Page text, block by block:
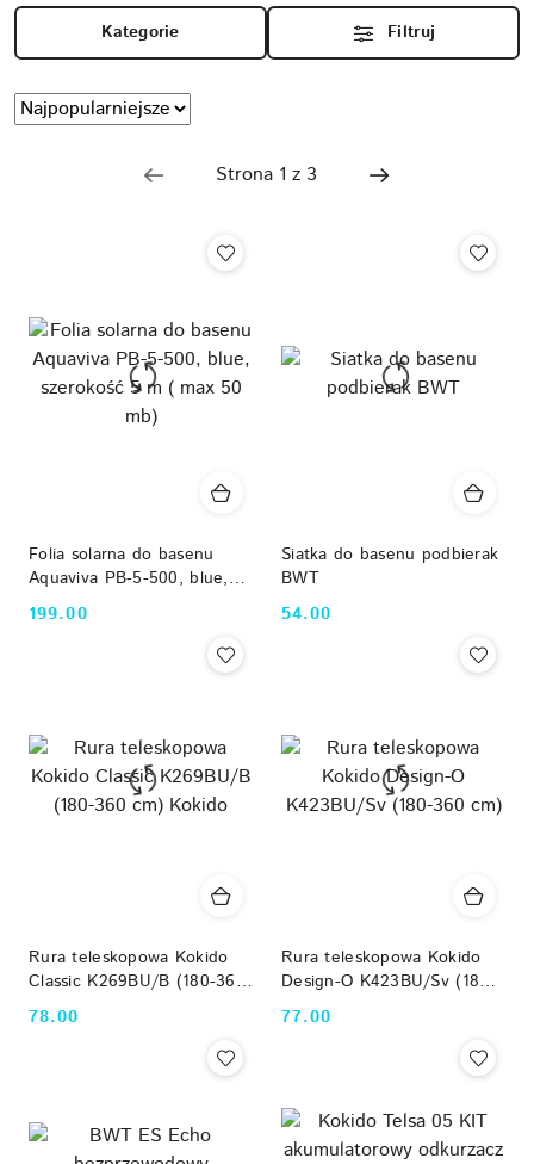
Kategorie Filtruj
Zastosowano
sortowanie:
Najpopularniejsze.
Sortuj
według
Folia solarna do basenu
Aquaviva PB-5-500, blue,
szerokość 5 m ( max 50
mb)
Cena:
199.00
Siatka do basenu podbierak
BWT
Cena:
54.00
Rura teleskopowa Kokido
Classic K269BU/B (180-360
cm) Kokido
Cena:
78.00
Rura teleskopowa Kokido
Design-O K423BU/Sv (180-
360 cm)
Cena:
77.00